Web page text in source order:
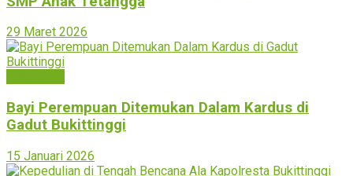
29 Maret 2026
Bayi Perempuan Ditemukan Dalam Kardus di
Gadut Bukittinggi
15 Januari 2026